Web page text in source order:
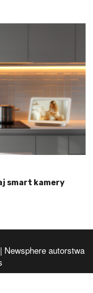
smart kamery
| Newsphere autorstwa